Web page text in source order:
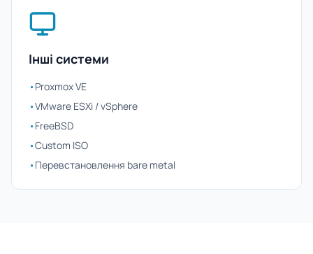
Інші системи
•Proxmox VE
•VMware ESXi / vSphere
•FreeBSD
•Custom ISO
•Перевстановлення bare metal